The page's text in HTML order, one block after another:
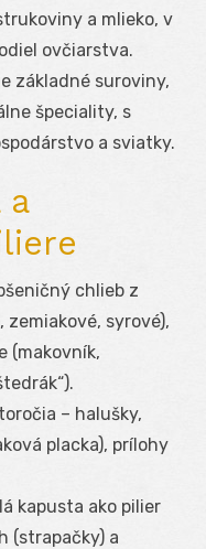
a mlieko, v
ovčiarstva.
základné suroviny,
špeciality, s
a sviatky.
a
chlieb z
zemiakové, syrové),
(makovník,
– halušky,
placka), prílohy
kapusta ako pilier
(strapačky) a